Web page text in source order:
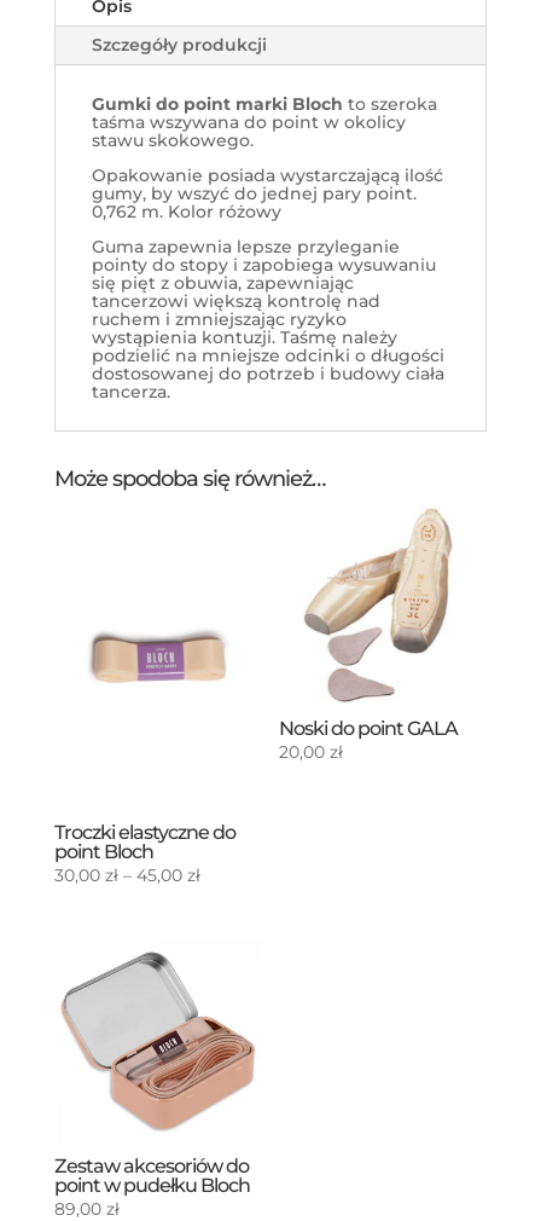
Opis
Szczegóły produkcji
Gumki do point marki Bloch to szeroka
taśma wszywana do point w okolicy
stawu skokowego.
Opakowanie posiada wystarczającą ilość
gumy, by wszyć do jednej pary point.
0,762 m. Kolor różowy
Guma zapewnia lepsze przyleganie
pointy do stopy i zapobiega wysuwaniu
się pięt z obuwia, zapewniając
tancerzowi większą kontrolę nad
ruchem i zmniejszając ryzyko
wystąpienia kontuzji. Taśmę należy
podzielić na mniejsze odcinki o długości
dostosowanej do potrzeb i budowy ciała
tancerza.
Może spodoba się również…
Troczki elastyczne do
point Bloch
30,00 zł – 45,00 złZakres
45,00 zł
Noski do point GALA
20,00zł
Zestaw akcesoriów do
point w pudełku Bloch
89,00 zł